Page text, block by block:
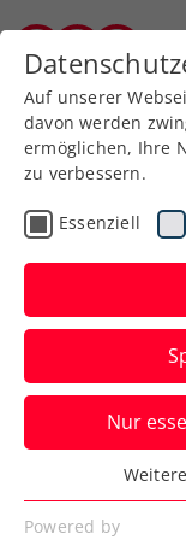
Zurück zur
ITF
French
Auch gegen
sich der
Grand-
Verfasst von:
Auf unserer
davon werden
ermöglichen, Ihre
zu verbessern.
Essenziell
Nur
Essenziell
Essenzielle
Powered by